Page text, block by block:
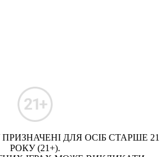
ДЛЯ ОСІБ СТАРШЕ 21
РОКУ (21+).